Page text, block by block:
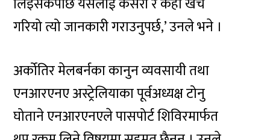
गरियो त्यो जानकारी गराउनुपर्छ,’ उनले भने ।
अर्कोतिर मेलबर्नका कानुन व्यवसायी तथा
एनआरएनए अस्ट्रेलियाका पूर्वअध्यक्ष टोनु
घोताने एनआरएनएले पासपोर्ट शिविरमार्फत